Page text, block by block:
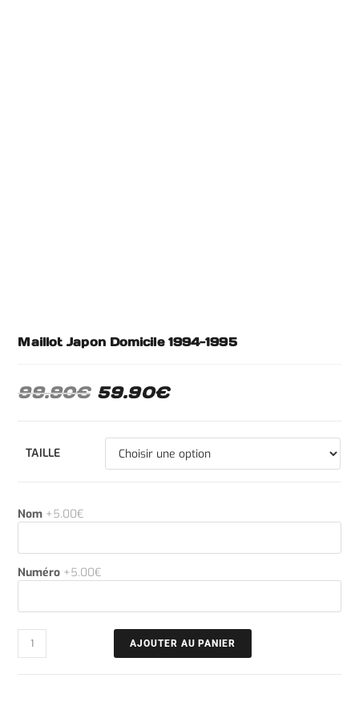
Maillot Japon Domicile 1994-1995
99.90€ 59.90€
TAILLE
Nom +5.00€
Numéro +5.00€
AJOUTER AU PANIER